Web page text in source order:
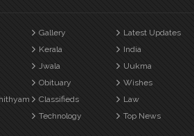
Gallery Latest Updates
Kerala India
Jwala Uukma
Obituary Wishes
Classifieds Law
Technology Top News